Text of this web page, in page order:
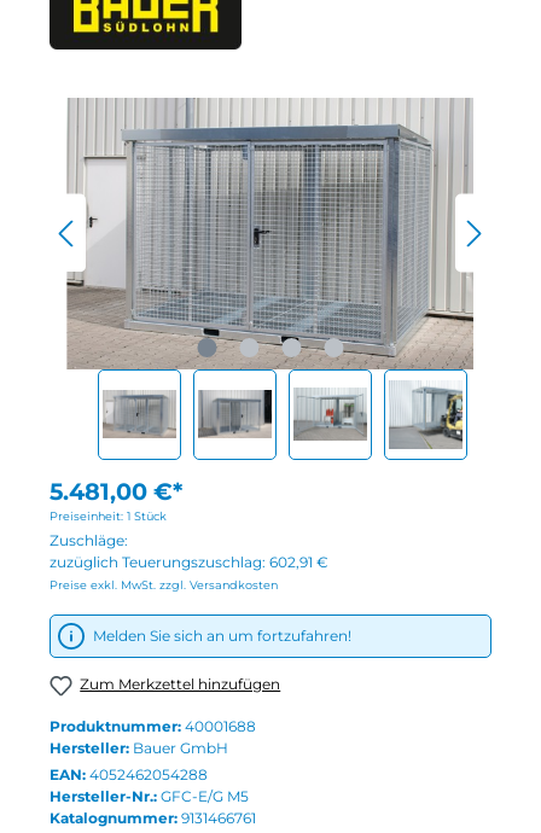
5.481,00 €*
Preiseinheit: 1 Stück
Zuschläge:
zuzüglich Teuerungszuschlag: 602,91 €
Preise exkl. MwSt. zzgl. Versandkosten
Melden Sie sich an um fortzufahren!
Zum Merkzettel hinzufügen
Produktnummer: 40001688
Hersteller: Bauer GmbH
EAN: 4052462054288
Hersteller-Nr.: GFC-E/G M5
Katalognummer: 9131466761